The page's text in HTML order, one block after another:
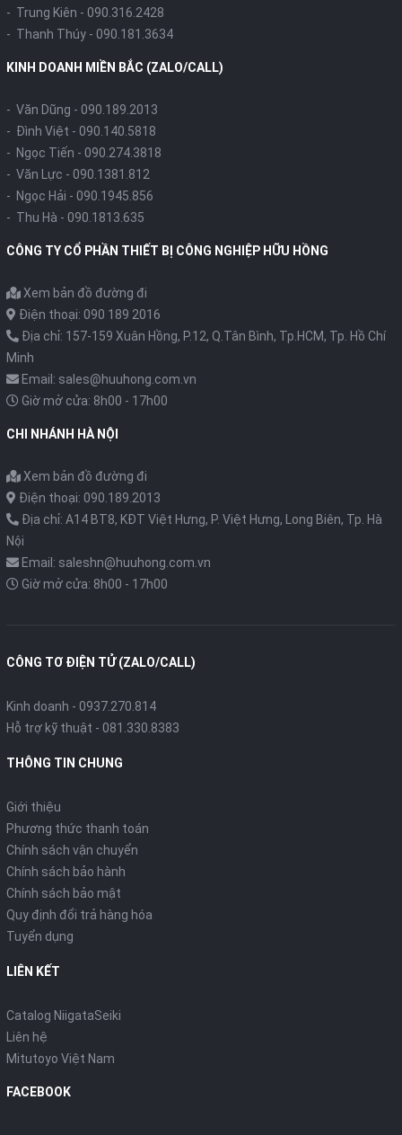
- Trung Kiên - 090.316.2428
- Thanh Thúy - 090.181.3634
KINH DOANH MIỀN BẮC (ZALO/CALL)
- Văn Dũng - 090.189.2013
- Đình Việt - 090.140.5818
- Ngọc Tiến - 090.274.3818
- Văn Lực - 090.1381.812
- Ngọc Hải - 090.1945.856
- Thu Hà - 090.1813.635
CÔNG TY CỔ PHẦN THIẾT BỊ CÔNG NGHIỆP HỮU HỒNG
Xem bản đồ đường đi
Điện thoại: 090 189 2016
Địa chỉ: 157-159 Xuân Hồng, P.12, Q.Tân Bình, Tp.HCM, Tp. Hồ Chí
Minh
Email: sales@huuhong.com.vn
Giờ mở cửa: 8h00 - 17h00
CHI NHÁNH HÀ NỘI
Xem bản đồ đường đi
Điện thoại: 090.189.2013
Địa chỉ: A14 BT8, KĐT Việt Hưng, P. Việt Hưng, Long Biên, Tp. Hà
Nội
Email: saleshn@huuhong.com.vn
Giờ mở cửa: 8h00 - 17h00
CÔNG TƠ ĐIỆN TỬ (ZALO/CALL)
Kinh doanh - 0937.270.814
Hỗ trợ kỹ thuật - 081.330.8383
THÔNG TIN CHUNG
Giới thiệu
Phương thức thanh toán
Chính sách vận chuyển
Chính sách bảo hành
Chính sách bảo mật
Quy định đổi trả hàng hóa
Tuyển dụng
LIÊN KẾT
Catalog NiigataSeiki
Liên hệ
Mitutoyo Việt Nam
FACEBOOK